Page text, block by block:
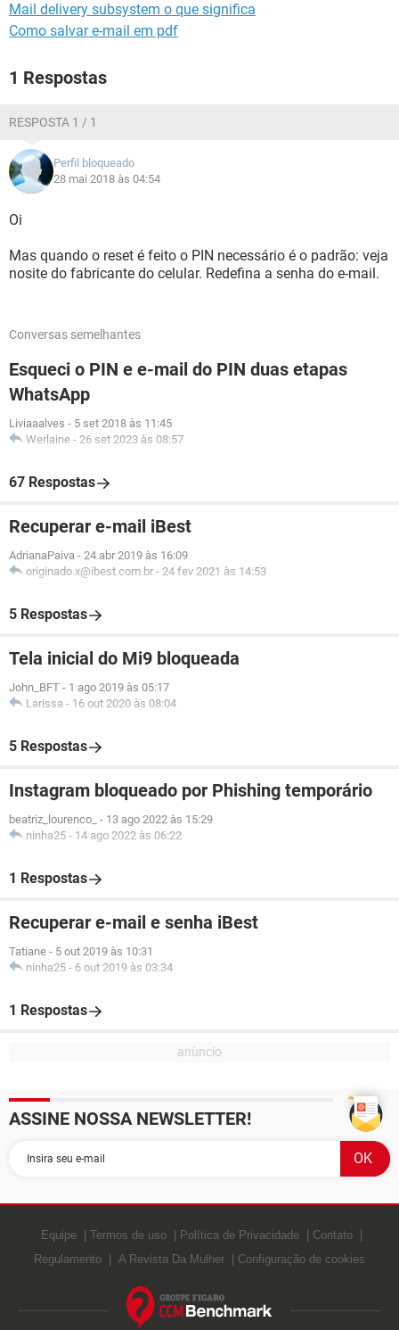
Mail delivery subsystem o que significa
Como salvar e-mail em pdf
1 Respostas
RESPOSTA 1 / 1
Perfil bloqueado
28 mai 2018 às 04:54
Oi
Mas quando o reset é feito o PIN necessário é o padrão: veja
nosite do fabricante do celular. Redefina a senha do e-mail.
Conversas semelhantes
Esqueci o PIN e e-mail do PIN duas etapas
WhatsApp
Liviaaalves - 5 set 2018 às 11:45
Werlaine - 26 set 2023 às 08:57
67 Respostas
Recuperar e-mail iBest
AdrianaPaiva - 24 abr 2019 às 16:09
originado.x@ibest.com.br - 24 fev 2021 às 14:53
5 Respostas
Tela inicial do Mi9 bloqueada
John_BFT - 1 ago 2019 às 05:17
Larissa - 16 out 2020 às 08:04
5 Respostas
Instagram bloqueado por Phishing temporário
beatriz_lourenco_ - 13 ago 2022 às 15:29
ninha25 - 14 ago 2022 às 06:22
1 Respostas
Recuperar e-mail e senha iBest
Tatiane - 5 out 2019 às 10:31
ninha25 - 6 out 2019 às 03:34
1 Respostas
ASSINE NOSSA NEWSLETTER!
Equipe Termos de uso Política de Privacidade
Contato
Regulamento
A Revista Da Mulher Configuração de cookies